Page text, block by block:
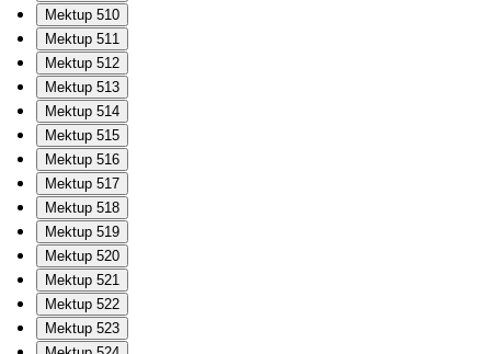
Mektup 510
Mektup 511
Mektup 512
Mektup 513
Mektup 514
Mektup 515
Mektup 516
Mektup 517
Mektup 518
Mektup 519
Mektup 520
Mektup 521
Mektup 522
Mektup 523